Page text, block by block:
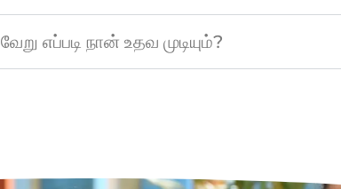
வேறு எப்படி நான் உதவ முடியும்?